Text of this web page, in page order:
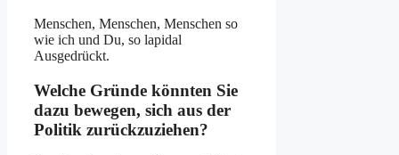
Menschen, Menschen, Menschen so
wie ich und Du, so lapidal
Ausgedrückt.
Welche Gründe könnten Sie
dazu bewegen, sich aus der
Politik zurückzuziehen?